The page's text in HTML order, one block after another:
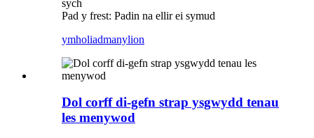
sych
Pad y frest: Padin na ellir ei symud
ymholiadmanylion
Dol corff di-gefn strap ysgwydd tenau
les menywod